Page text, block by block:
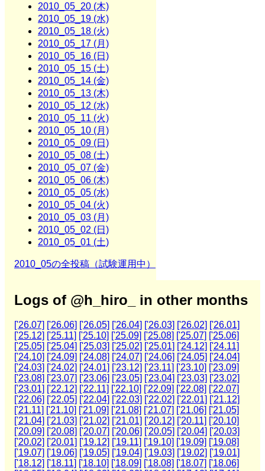
2010_05_20 (木)
2010_05_19 (水)
2010_05_18 (火)
2010_05_17 (月)
2010_05_16 (日)
2010_05_15 (土)
2010_05_14 (金)
2010_05_13 (木)
2010_05_12 (水)
2010_05_11 (火)
2010_05_10 (月)
2010_05_09 (日)
2010_05_08 (土)
2010_05_07 (金)
2010_05_06 (木)
2010_05_05 (水)
2010_05_04 (火)
2010_05_03 (月)
2010_05_02 (日)
2010_05_01 (土)
2010_05の全投稿（試験運用中）
Logs of @h_hiro_ in other months
['26.07] ['26.06] ['26.05] ['26.04] ['26.03] ['26.02] ['26.01]
['25.12] ['25.11] ['25.10] ['25.09] ['25.08] ['25.07] ['25.06]
['25.05] ['25.04] ['25.03] ['25.02] ['25.01] ['24.12] ['24.11]
['24.10] ['24.09] ['24.08] ['24.07] ['24.06] ['24.05] ['24.04]
['24.03] ['24.02] ['24.01] ['23.12] ['23.11] ['23.10] ['23.09]
['23.08] ['23.07] ['23.06] ['23.05] ['23.04] ['23.03] ['23.02]
['23.01] ['22.12] ['22.11] ['22.10] ['22.09] ['22.08] ['22.07]
['22.06] ['22.05] ['22.04] ['22.03] ['22.02] ['22.01] ['21.12]
['21.11] ['21.10] ['21.09] ['21.08] ['21.07] ['21.06] ['21.05]
['21.04] ['21.03] ['21.02] ['21.01] ['20.12] ['20.11] ['20.10]
['20.09] ['20.08] ['20.07] ['20.06] ['20.05] ['20.04] ['20.03]
['20.02] ['20.01] ['19.12] ['19.11] ['19.10] ['19.09] ['19.08]
['19.07] ['19.06] ['19.05] ['19.04] ['19.03] ['19.02] ['19.01]
['18.12] ['18.11] ['18.10] ['18.09] ['18.08] ['18.07] ['18.06]